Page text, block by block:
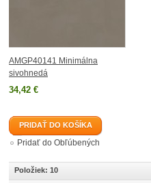
AMGP40141 Minimálna
sivohnedá
34,42 €
PRIDAŤ DO KOŠÍKA
Pridať do Obľúbených
Položiek: 10